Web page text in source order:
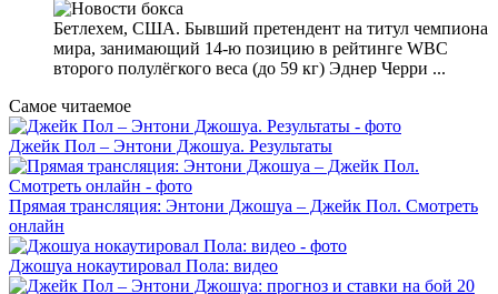
Бетлехем, США. Бывший претендент на титул чемпиона
мира, занимающий 14-ю позицию в рейтинге WBC
второго полулёгкого веса (до 59 кг) Эднер Черри ...
Самое читаемое
Джейк Пол – Энтони Джошуа. Результаты
Прямая трансляция: Энтони Джошуа – Джейк Пол. Смотреть
онлайн
Джошуа нокаутировал Пола: видео